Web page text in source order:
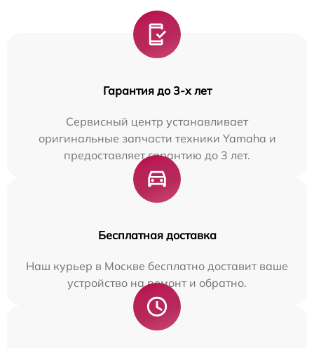
Гарантия до 3-х лет
Сервисный центр устанавливает
оригинальные запчасти техники Yamaha и
предоставляет гарантию до 3 лет.
Бесплатная доставка
Наш курьер в Москве бесплатно доставит ваше
устройство на ремонт и обратно.